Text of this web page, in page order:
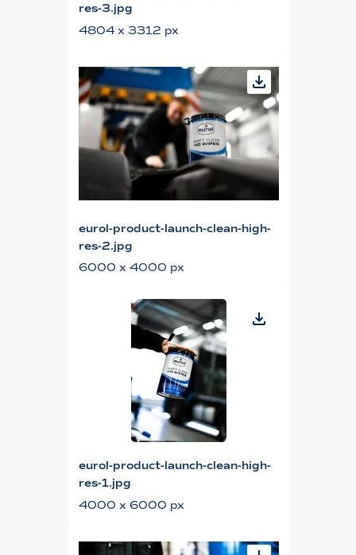
res-3.jpg
4804 x 3312 px
eurol-product-launch-clean-high-
res-2.jpg
6000 x 4000 px
eurol-product-launch-clean-high-
res-1.jpg
4000 x 6000 px